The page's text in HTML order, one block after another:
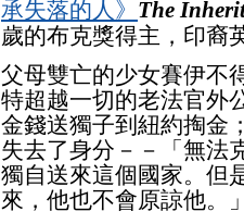
承失落的人》 The
歲的布克獎得主，印裔
父母雙亡的少女賽伊不
特超越一切的老法官外
金錢送獨子到紐約掏金
失去了身分－－「無法
獨自送來這個國家。但
來，他也不會原諒他。